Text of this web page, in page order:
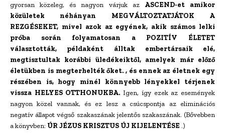
gyorsan közeleg, és nagyon várjuk az ASCEND-et
amikor
közületek néhányan MEGVÁLTOZTATJÁTOK A
REZGÉSEKET, mivel azok az egyének, akik számos lelki
próba során folyamatosan a POZITÍV ÉLETET
választották, példaként álltak embertársaik elé,
megtisztultak korábbi üledékeiktől, amelyek már előző
életükben is megterhelték őket. , és ennek az életnek egy
részében is, hogy minél könnyebb lényekkel térjenek
vissza HELYES OTTHONUKBA.Igen, így ezek az események
nagyon közel vannak, és ez lesz a csúcspontja az eliminációs
negatív állapot végső szakaszának jelentős szakaszának. (Bővebben
a könyvben: ÚR JÉZUS KRISZTUS ÚJ KIJELENTÉSE .)